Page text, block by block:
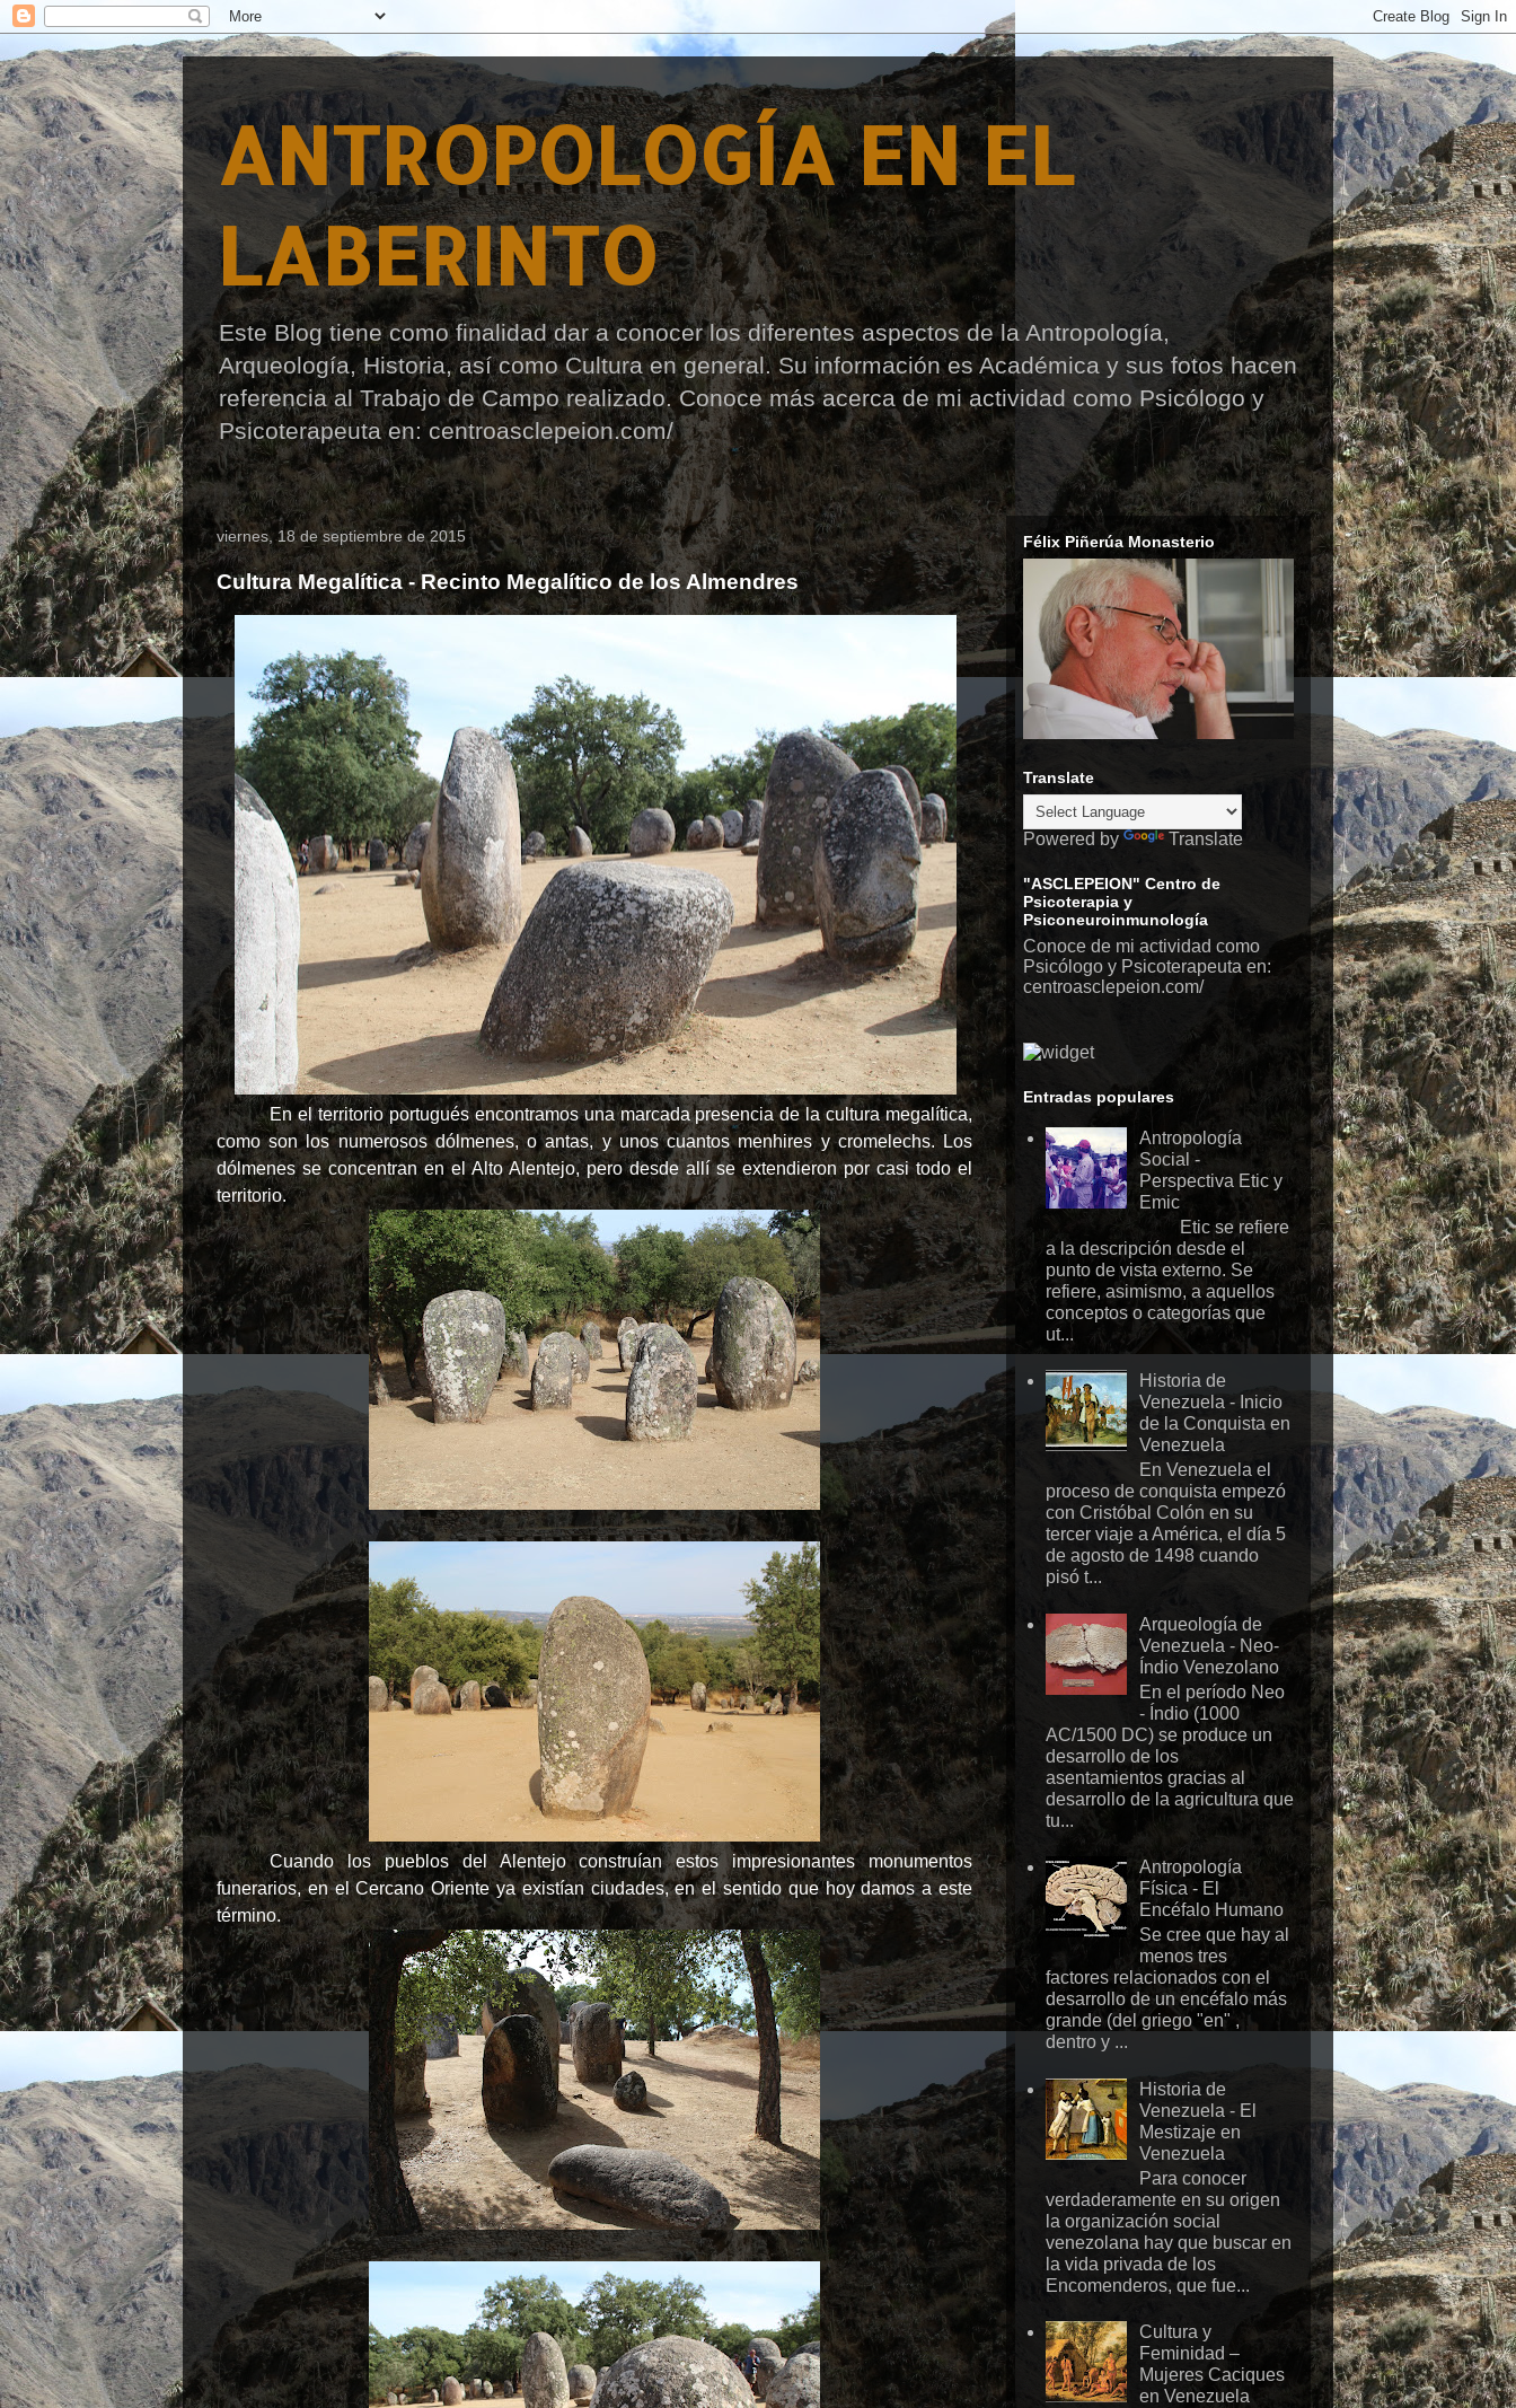
ANTROPOLOGÍA EN EL
LABERINTO
Este Blog tiene como finalidad dar a conocer los diferentes aspectos de la Antropología,
Arqueología, Historia, así como Cultura en general. Su información es Académica y sus fotos hacen
referencia al Trabajo de Campo realizado. Conoce más acerca de mi actividad como Psicólogo y
Psicoterapeuta en: centroasclepeion.com/
viernes, 18 de septiembre de 2015
Cultura Megalítica - Recinto Megalítico de los Almendres
En el territorio portugués encontramos una marcada presencia de la cultura megalítica,
como son los numerosos dólmenes, o antas, y unos cuantos menhires y cromelechs. Los
dólmenes se concentran en el Alto Alentejo, pero desde allí se extendieron por casi todo el
territorio.
Cuando los pueblos del Alentejo construían estos impresionantes monumentos
funerarios, en el Cercano Oriente ya existían ciudades, en el sentido que hoy damos a este
término.
Félix Piñerúa Monasterio
Translate
Powered by Translate
"ASCLEPEION" Centro de
Psicoterapia y
Psiconeuroinmunología
Conoce de mi actividad como
Psicólogo y Psicoterapeuta en:
centroasclepeion.com/
Entradas populares
Antropología
Social -
Perspectiva Etic y
Emic
Etic se refiere
a la descripción desde el
punto de vista externo. Se
refiere, asimismo, a aquellos
conceptos o categorías que
ut...
Historia de
Venezuela - Inicio
de la Conquista en
Venezuela
En Venezuela el
proceso de conquista empezó
con Cristóbal Colón en su
tercer viaje a América, el día 5
de agosto de 1498 cuando
pisó t...
Arqueología de
Venezuela - Neo-
Índio Venezolano
En el período Neo
- Índio (1000
AC/1500 DC) se produce un
desarrollo de los
asentamientos gracias al
desarrollo de la agricultura que
tu...
Antropología
Física - El
Encéfalo Humano
Se cree que hay al
menos tres
factores relacionados con el
desarrollo de un encéfalo más
grande (del griego "en" ,
dentro y ...
Historia de
Venezuela - El
Mestizaje en
Venezuela
Para conocer
verdaderamente en su origen
la organización social
venezolana hay que buscar en
la vida privada de los
Encomenderos, que fue...
Cultura y
Feminidad –
Mujeres Caciques
en Venezuela